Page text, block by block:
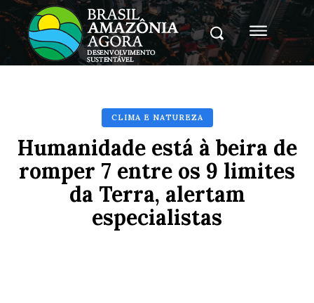
CLIMA E NATUREZA
Humanidade está à beira de
romper 7 entre os 9 limites
da Terra, alertam
especialistas